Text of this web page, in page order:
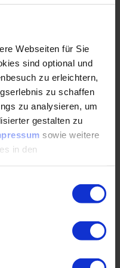
Webseiten für Sie
sind optional und
zu erleichtern,
zu schaffen
zu analysieren, um
gestalten zu
sowie weitere
in den
Beispiele von
zwischen Bestand,